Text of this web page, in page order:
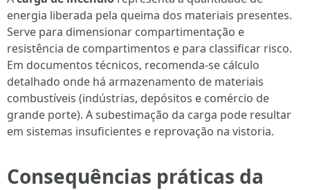
energia liberada pela queima dos materiais presentes.
Serve para dimensionar compartimentação e
resistência de compartimentos e para classificar risco.
Em documentos técnicos, recomenda‑se cálculo
detalhado onde há armazenamento de materiais
combustíveis (indústrias, depósitos e comércio de
grande porte). A subestimação da carga pode resultar
em sistemas insuficientes e reprovação na vistoria.
Consequências práticas da